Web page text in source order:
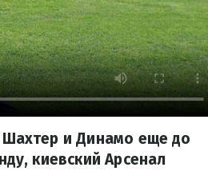
Шахтер и Динамо еще до
киевский Арсенал